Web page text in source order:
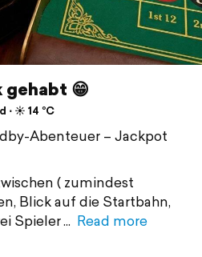
gehabt 😁
⋅ ☀️ 14 °C
Abenteuer – Jackpot
( zumindest
Blick auf die Startbahn,
Spieler
Read more